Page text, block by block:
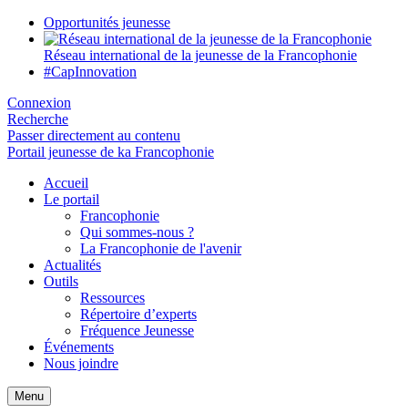
Opportunités jeunesse
Réseau international de la jeunesse de la Francophonie
#CapInnovation
Connexion
Recherche
Passer directement au contenu
Portail jeunesse de ka Francophonie
Accueil
Le portail
Francophonie
Qui sommes-nous ?
La Francophonie de l'avenir
Actualités
Outils
Ressources
Répertoire d’experts
Fréquence Jeunesse
Événements
Nous joindre
Menu